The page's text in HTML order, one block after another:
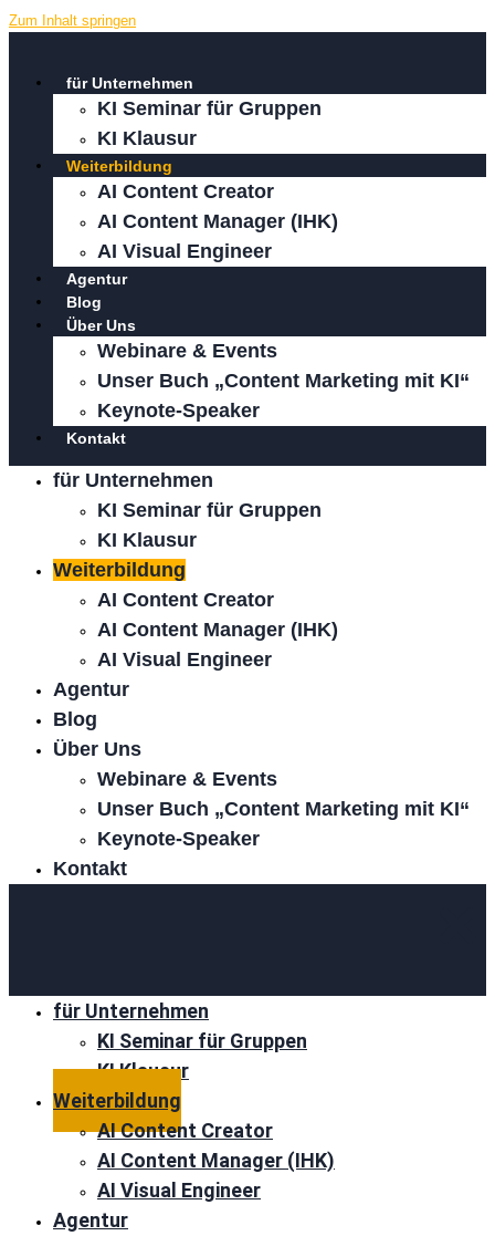
Zum Inhalt springen
für Unternehmen
KI Seminar für Gruppen
KI Klausur
Weiterbildung
AI Content Creator
AI Content Manager (IHK)
AI Visual Engineer
Agentur
Blog
Über Uns
Webinare & Events
Unser Buch „Content Marketing mit KI“
Keynote-Speaker
Kontakt
für Unternehmen
KI Seminar für Gruppen
KI Klausur
Weiterbildung
AI Content Creator
AI Content Manager (IHK)
AI Visual Engineer
Agentur
Blog
Über Uns
Webinare & Events
Unser Buch „Content Marketing mit KI“
Keynote-Speaker
Kontakt
für Unternehmen
KI Seminar für Gruppen
KI Klausur
Weiterbildung
AI Content Creator
AI Content Manager (IHK)
AI Visual Engineer
Agentur